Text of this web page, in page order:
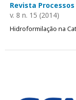
Revista Processos
v. 8 n. 15 (2014)
Hidroformilação na